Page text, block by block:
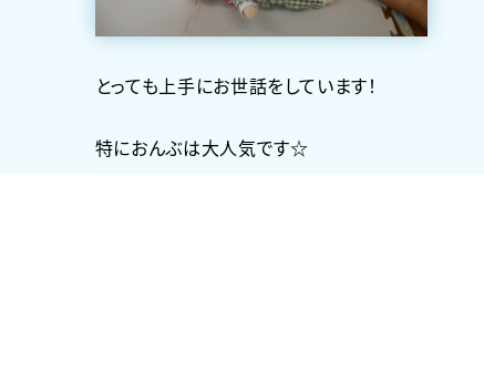
とっても上手にお世話をしています！
特におんぶは大人気です☆